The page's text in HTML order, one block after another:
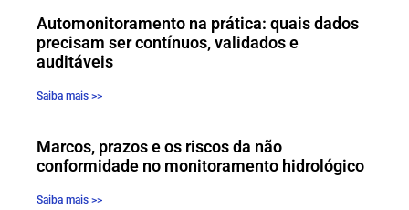
Automonitoramento na prática: quais dados
precisam ser contínuos, validados e
auditáveis
Saiba mais >>
Marcos, prazos e os riscos da não
conformidade no monitoramento hidrológico
Saiba mais >>